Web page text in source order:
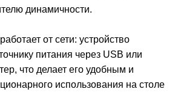
динамичности.
от сети: устройство
питания через USB или
что делает его удобным и
использования на столе